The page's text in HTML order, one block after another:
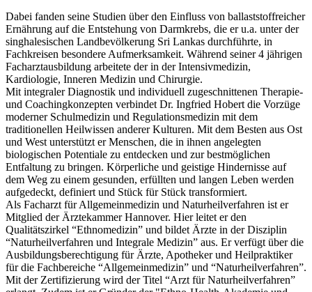
Dabei fanden seine Studien über den Einfluss von ballaststoffreicher
Ernährung auf die Entstehung von Darmkrebs, die er u.a. unter der
singhalesischen Landbevölkerung Sri Lankas durchführte, in
Fachkreisen besondere Aufmerksamkeit. Während seiner 4 jährigen
Facharztausbildung arbeitete der in der Intensivmedizin,
Kardiologie, Inneren Medizin und Chirurgie.
Mit integraler Diagnostik und individuell zugeschnittenen Therapie-
und Coachingkonzepten verbindet Dr. Ingfried Hobert die Vorzüge
moderner Schulmedizin und Regulationsmedizin mit dem
traditionellen Heilwissen anderer Kulturen. Mit dem Besten aus Ost
und West unterstützt er Menschen, die in ihnen angelegten
biologischen Potentiale zu entdecken und zur bestmöglichen
Entfaltung zu bringen. Körperliche und geistige Hindernisse auf
dem Weg zu einem gesunden, erfüllten und langen Leben werden
aufgedeckt, definiert und Stück für Stück transformiert.
Als Facharzt für Allgemeinmedizin und Naturheilverfahren ist er
Mitglied der Ärztekammer Hannover. Hier leitet er den
Qualitätszirkel “Ethnomedizin” und bildet Ärzte in der Disziplin
“Naturheilverfahren und Integrale Medizin” aus. Er verfügt über die
Ausbildungsberechtigung für Ärzte, Apotheker und Heilpraktiker
für die Fachbereiche “Allgemeinmedizin” und “Naturheilverfahren”.
Mit der Zertifizierung wird der Titel “Arzt für Naturheilverfahren”